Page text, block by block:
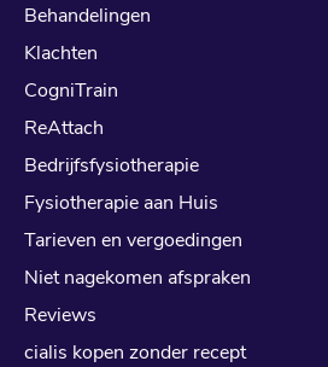
Behandelingen
Klachten
CogniTrain
ReAttach
Bedrijfsfysiotherapie
Fysiotherapie aan Huis
Tarieven en vergoedingen
Niet nagekomen afspraken
Reviews
cialis kopen zonder recept